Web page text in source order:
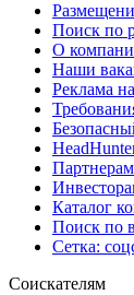
Поиск по
О
Наши
Реклама
Партнерам
Каталог
Поиск по
Сетка:
Соискателям